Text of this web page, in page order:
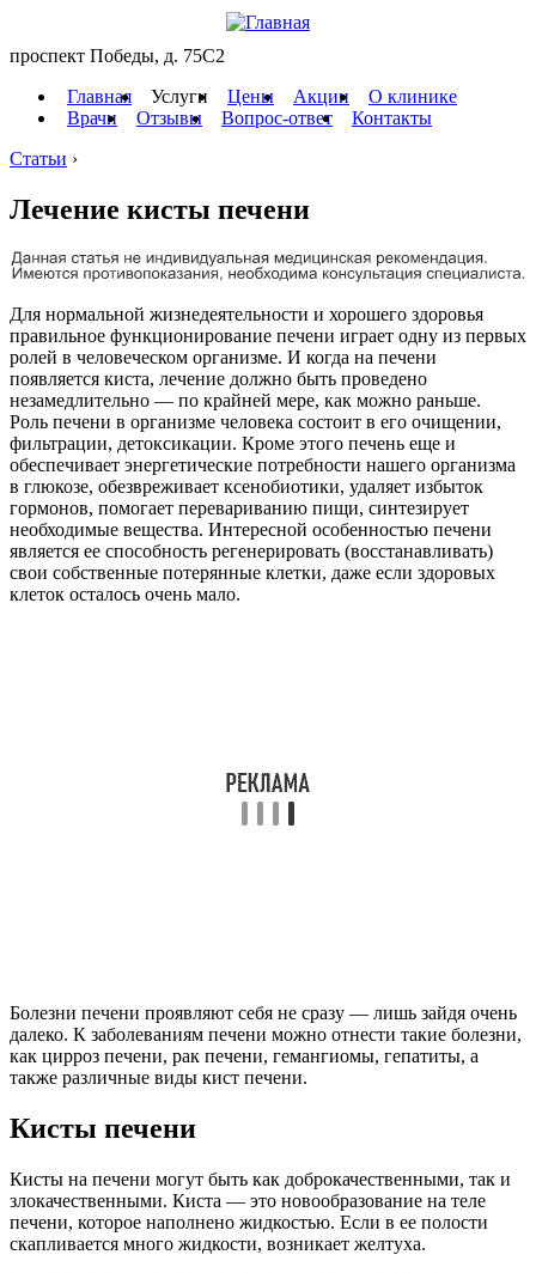
проспект Победы, д. 75C2
Главная
Услуги Цены Акции
О клинике
Врачи
Отзывы Вопрос-ответ
Контакты
Статьи ›
Лечение кисты печени
Для нормальной жизнедеятельности и хорошего здоровья
правильное функционирование печени играет одну из первых
ролей в человеческом организме. И когда на печени
появляется киста, лечение должно быть проведено
незамедлительно — по крайней мере, как можно раньше.
Роль печени в организме человека состоит в его очищении,
фильтрации, детоксикации. Кроме этого печень еще и
обеспечивает энергетические потребности нашего организма
в глюкозе, обезвреживает ксенобиотики, удаляет избыток
гормонов, помогает перевариванию пищи, синтезирует
необходимые вещества. Интересной особенностью печени
является ее способность регенерировать (восстанавливать)
свои собственные потерянные клетки, даже если здоровых
клеток осталось очень мало.
Болезни печени проявляют себя не сразу — лишь зайдя очень
далеко. К заболеваниям печени можно отнести такие болезни,
как цирроз печени, рак печени, гемангиомы, гепатиты, а
также различные виды кист печени.
Кисты печени
Кисты на печени могут быть как доброкачественными, так и
злокачественными. Киста — это новообразование на теле
печени, которое наполнено жидкостью. Если в ее полости
скапливается много жидкости, возникает желтуха.